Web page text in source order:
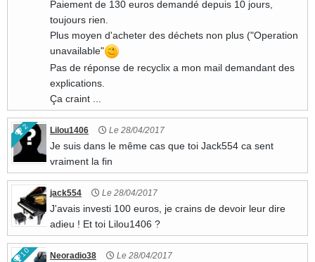
Paiement de 130 euros demandé depuis 10 jours,
toujours rien.
Plus moyen d'acheter des déchets non plus ("Operation
unavailable"
Pas de réponse de recyclix a mon mail demandant des
explications.
Ça craint ...
2 Lilou1406 Le 28/04/2017
Je suis dans le même cas que toi Jack554 ca sent
vraiment la fin
jack554 Le 28/04/2017
J'avais investi 100 euros, je crains de devoir leur dire
adieu ! Et toi Lilou1406 ?
10 Neoradio38 Le 28/04/2017